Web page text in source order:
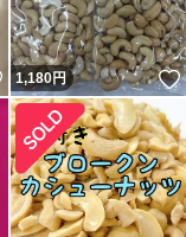
いいね！
1,180円